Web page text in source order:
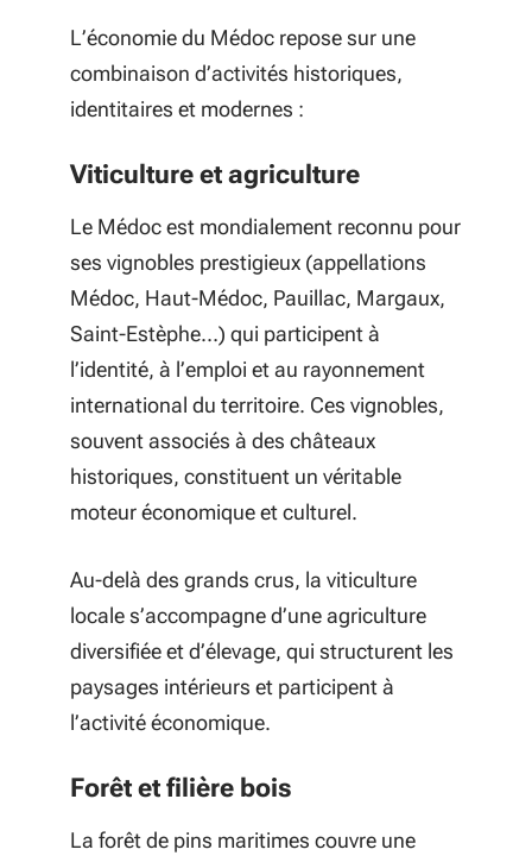
L’économie du Médoc repose sur une
combinaison d’activités historiques,
identitaires et modernes :
Viticulture et agriculture
Le Médoc est mondialement reconnu pour
ses vignobles prestigieux (appellations
Médoc, Haut-Médoc, Pauillac, Margaux,
Saint-Estèphe…) qui participent à
l’identité, à l’emploi et au rayonnement
international du territoire. Ces vignobles,
souvent associés à des châteaux
historiques, constituent un véritable
moteur économique et culturel.
Au-delà des grands crus, la viticulture
locale s’accompagne d’une agriculture
diversifiée et d’élevage, qui structurent les
paysages intérieurs et participent à
l’activité économique.
Forêt et filière bois
La forêt de pins maritimes couvre une